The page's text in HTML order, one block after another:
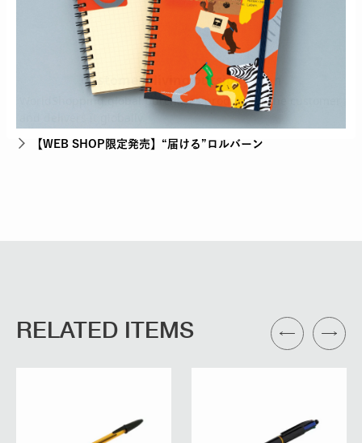
【WEB SHOP限定発売】“届ける”ロルバーン
RELATED ITEMS